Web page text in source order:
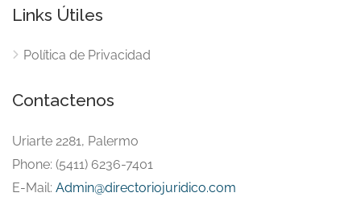
Links Útiles
Política de Privacidad
Contactenos
Uriarte 2281, Palermo
Phone: (5411) 6236-7401
E-Mail: Admin@directoriojuridico.com